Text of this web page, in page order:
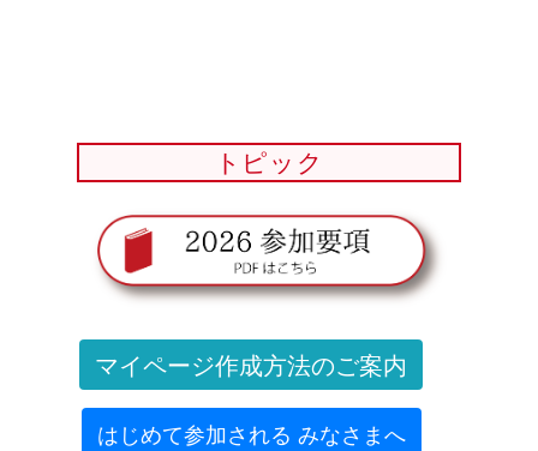
トピック
マイページ作成方法のご案内
はじめて参加される みなさまへ